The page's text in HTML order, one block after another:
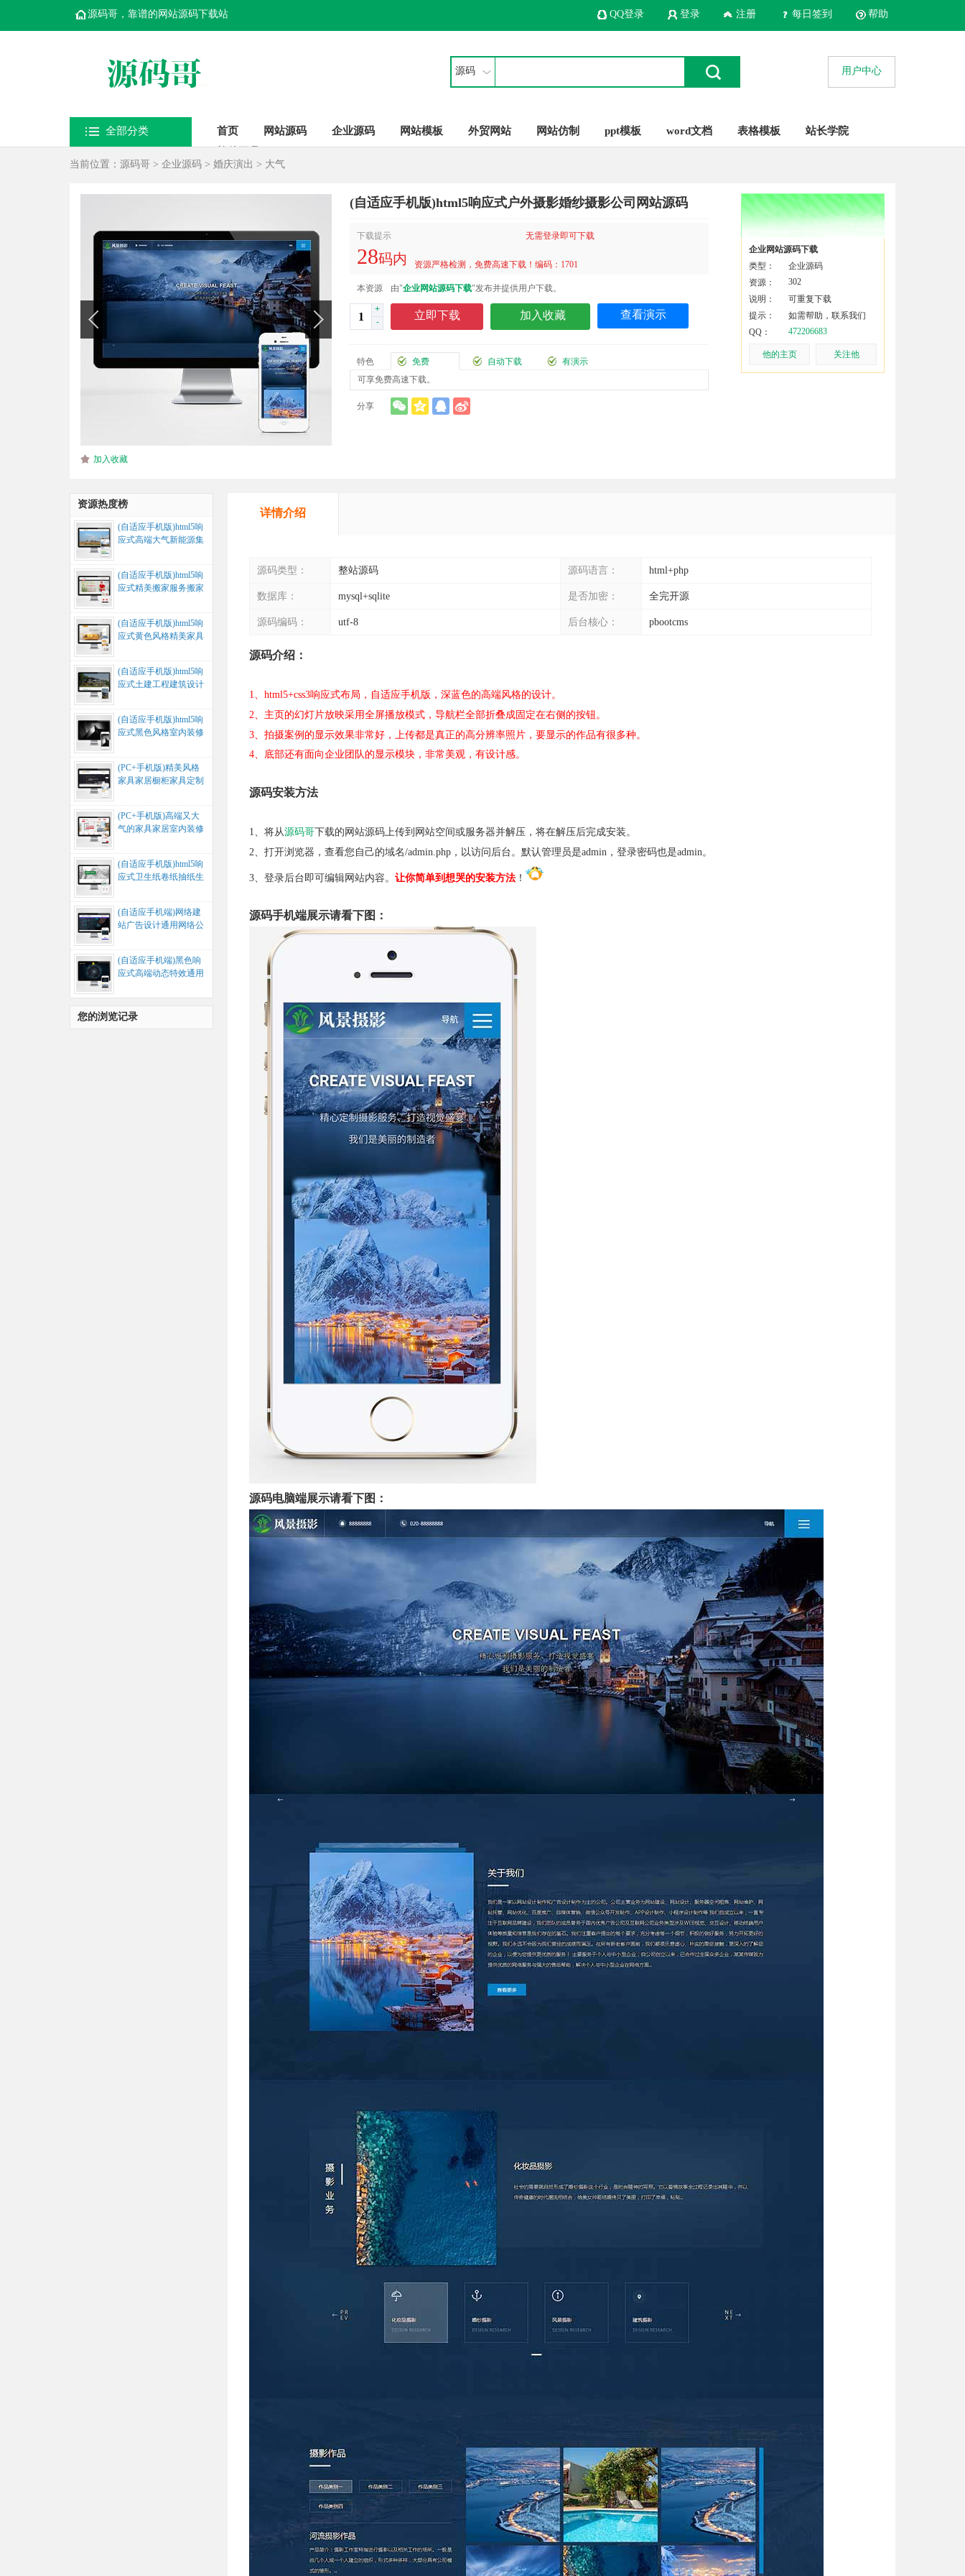
源码哥，靠谱的网站源码下载站 帮助
每日签到
注册
登录
QQ登录
源码 用户中心
全部分类 首页 网站源码 企业源码 网站模板 外贸网站 网站仿制 ppt模板 word文档 表格模板
站长学院
当前位置： 源码哥 > 企业源码 > 婚庆演出 > 大气
加入收藏
(自适应手机版)html5响应式户外摄影婚纱摄影公司网站源码
下载提示 无需登录即可下载
28码内 资源严格检测，免费高速下载！编码：1701
本资源 由"企业网站源码下载"发布并提供用户下载。
+
-
立即下载 加入收藏 查看演示
特色 免费 自动下载
有演示
可享免费高速下载。
分享
企业网站源码下载
类型：
企业源码
资源：
302
说明：
可重复下载
提示：
如需帮助，联系我们
QQ：
472206683
他的主页 关注他
资源热度榜
(自适应手机版)html5响
应式高端大气新能源集
(自适应手机版)html5响
应式精美搬家服务搬家
(自适应手机版)html5响
应式黄色风格精美家具
(自适应手机版)html5响
应式土建工程建筑设计
网...
(自适应手机版)html5响
应式黑色风格室内装修
源...
(PC+手机版)精美风格
家具家居橱柜家具定制
码...
(PC+手机版)高端又大
气的家具家居室内装修
(自适应手机版)html5响
应式卫生纸卷纸抽纸生
(自适应手机端)网络建
站广告设计通用网络公
(自适应手机端)黑色响
应式高端动态特效通用
您的浏览记录
详情介绍
源码类型： 整站源码 源码语言： html+php
数据库： mysql+sqlite 是否加密： 全完开源
源码编码： utf-8 后台核心： pbootcms
源码介绍：
1、html5+css3响应式布局，自适应手机版，深蓝色的高端风格的设计。
2、主页的幻灯片放映采用全屏播放模式，导航栏全部折叠成固定在右侧的按钮。
3、拍摄案例的显示效果非常好，上传都是真正的高分辨率照片，要显示的作品有很多种。
4、底部还有面向企业团队的显示模块，非常美观，有设计感。
源码安装方法
1、将从源码哥下载的网站源码上传到网站空间或服务器并解压，将在解压后完成安装。
2、打开浏览器，查看您自己的域名/admin.php，以访问后台。默认管理员是admin，登录密码也是admin。
3、登录后台即可编辑网站内容。 让你简单到想哭的安装方法 ！
源码手机端展示请看下图：
源码电脑端展示请看下图：